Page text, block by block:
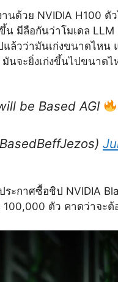
านด้วย NVIDIA H100
น มีลือกันว่าโมเดล
ล้วว่ามันเก่งขนาดไหน
นจะยิ่งเก่งขึ้นไปขนาด
be Based AGI
ระกาศซื้อชิป NVIDIA
100,000 ตัว คาดว่าจะ